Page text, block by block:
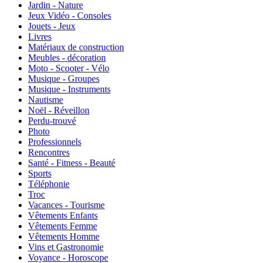
Jardin - Nature
Jeux Vidéo - Consoles
Jouets - Jeux
Livres
Matériaux de construction
Meubles - décoration
Moto - Scooter - Vélo
Musique - Groupes
Musique - Instruments
Nautisme
Noël - Réveillon
Perdu-trouvé
Photo
Professionnels
Rencontres
Santé - Fitness - Beauté
Sports
Téléphonie
Troc
Vacances - Tourisme
Vêtements Enfants
Vêtements Femme
Vêtements Homme
Vins et Gastronomie
Voyance - Horoscope